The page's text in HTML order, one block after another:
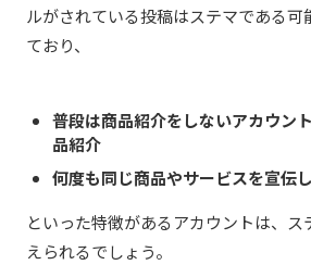
ルがされている投稿はステマである可
ており、
普段は商品紹介をしないアカウン
品紹介
何度も同じ商品やサービスを宣伝
といった特徴があるアカウントは、ス
えられるでしょう。